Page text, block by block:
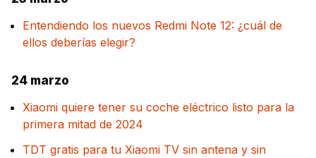
Entendiendo los nuevos Redmi Note 12: ¿cuál de
ellos deberías elegir?
24 marzo
Xiaomi quiere tener su coche eléctrico listo para la
primera mitad de 2024
TDT gratis para tu Xiaomi TV sin antena y sin